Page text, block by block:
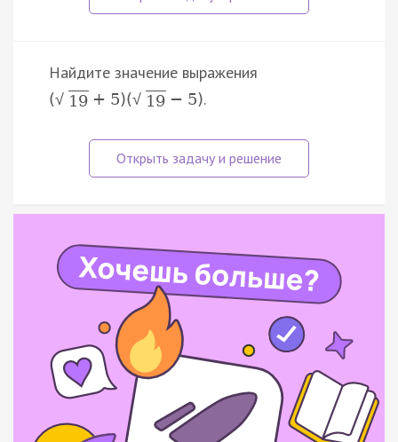
Найдите значение выражения
(√ 19 + 5)(√ 19 − 5).